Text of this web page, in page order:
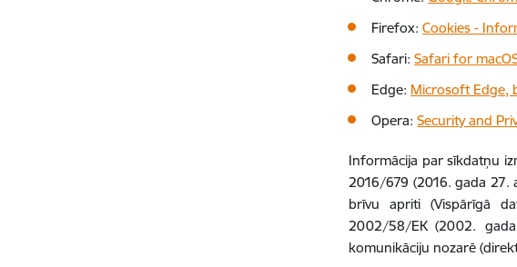
Firefox:Cookies -
Safari:Safari for
Edge: Microsoft Edge,
Opera:Security and
Informācija par sīkdatņu
2016/679 (2016. gada 27.
brīvu apriti (Vispārīgā
2002/58/EK (2002.
komunikāciju nozarē